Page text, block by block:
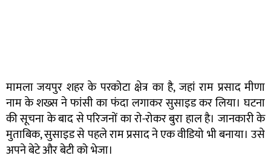
मामला जयपुर शहर के परकोटा क्षेत्र का है, जहां राम प्रसाद मीणा
नाम के शख्स ने फांसी का फंदा लगाकर सुसाइड कर लिया। घटना
की सूचना के बाद से परिजनों का रो-रोकर बुरा हाल है। जानकारी के
मुताबिक, सुसाइड से पहले राम प्रसाद ने एक वीडियो भी बनाया। उसे
अपने बेटे और बेटी को भेजा।